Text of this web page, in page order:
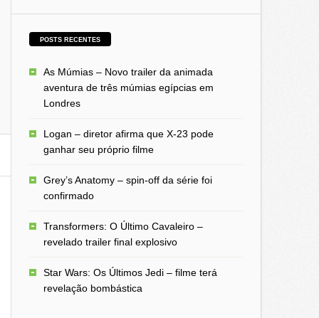
POSTS RECENTES
As Múmias – Novo trailer da animada
aventura de três múmias egípcias em
Londres
Logan – diretor afirma que X-23 pode
ganhar seu próprio filme
Grey’s Anatomy – spin-off da série foi
confirmado
Transformers: O Último Cavaleiro –
revelado trailer final explosivo
Star Wars: Os Últimos Jedi – filme terá
revelação bombástica